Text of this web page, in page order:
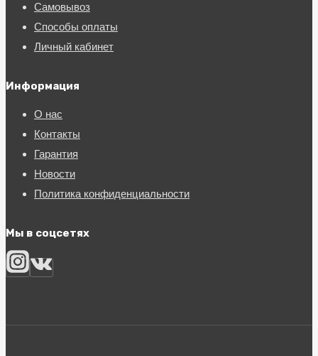
Самовывоз
Способы оплаты
Личный кабинет
Информация
О нас
Контакты
Гарантия
Новости
Политика конфиденциальности
Мы в соцсетях